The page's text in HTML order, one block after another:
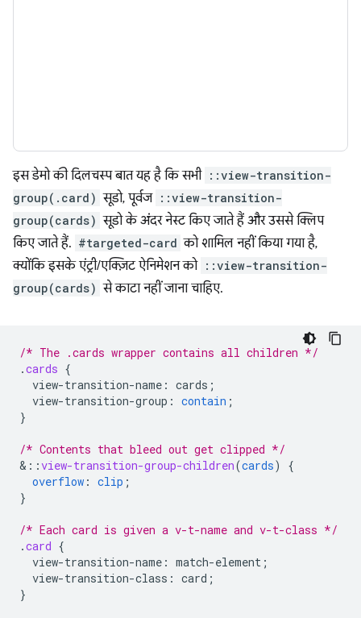
इस डेमो की दिलचस्प बात यह है कि सभी ::view-transition-
group(.card) सूडो, पूर्वज ::view-transition-
group(cards) सूडो के अंदर नेस्ट किए जाते हैं और उससे क्लिप
किए जाते हैं. #targeted-card को शामिल नहीं किया गया है,
क्योंकि इसके एंट्री/एक्ज़िट ऐनिमेशन को ::view-transition-
group(cards) से काटा नहीं जाना चाहिए.
/* The .cards wrapper contains all children */
.cards {
view-transition-name : cards ;
view-transition-group : contain ;
}
/* Contents that bleed out get clipped */
& ::view-transition-group-children(cards)
{
overflow : clip ;
}
/* Each card is given a v-t-name and v-t-class */
.card {
view-transition-name : match-element ;
view-transition-class : card ;
}